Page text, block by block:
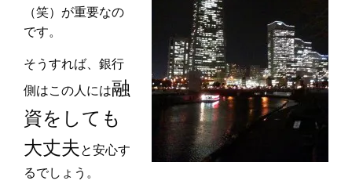
（笑）が重要なの
です。
そうすれば、銀行
側はこの人には融
資をしても
大丈夫 と安心す
るでしょう。